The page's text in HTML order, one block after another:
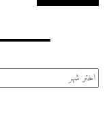
الأرشيف